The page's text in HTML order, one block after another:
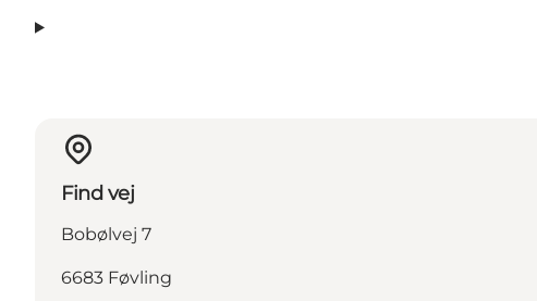
Find vej
Bobølvej 7
6683 Føvling